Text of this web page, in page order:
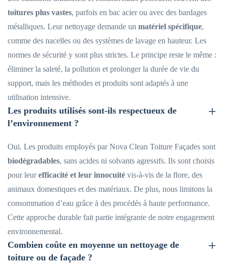
toitures plus vastes, parfois en bac acier ou avec des bardages
métalliques. Leur nettoyage demande un matériel spécifique,
comme des nacelles ou des systèmes de lavage en hauteur. Les
normes de sécurité y sont plus strictes. Le principe reste le même :
éliminer la saleté, la pollution et prolonger la durée de vie du
support, mais les méthodes et produits sont adaptés à une
utilisation intensive.
Les produits utilisés sont-ils respectueux de
l’environnement ?
Oui. Les produits employés par Nova Clean Toiture Façades sont
biodégradables, sans acides ni solvants agressifs. Ils sont choisis
pour leurefficacité et leur innocuité vis-à-vis de la flore, des
animaux domestiques et des matériaux. De plus, nous limitons la
consommation d’eau grâce à des procédés à haute performance.
Cette approche durable fait partie intégrante de notre engagement
environnemental.
Combien coûte en moyenne un nettoyage de
toiture ou de façade ?